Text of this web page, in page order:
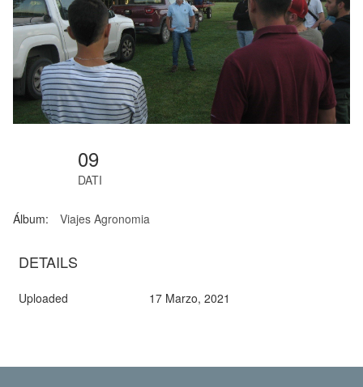
09
DATI
Álbum: Viajes Agronomia
DETAILS
Uploaded 17 Marzo, 2021